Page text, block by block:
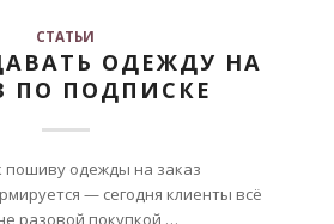
СТАТЬИ
ОДЕЖДУ НА
ПО ПОДПИСКЕ
одежды на заказ
— сегодня клиенты всё